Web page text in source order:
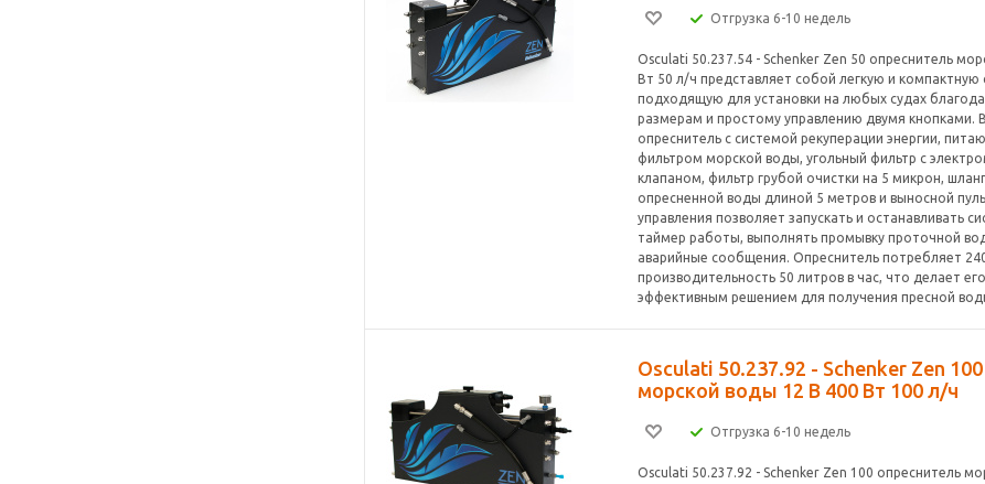
Отгрузка 6-10 недель
Osculati 50.237.54 - Schenker Zen 50 опреснитель
Вт 50 л/ч представляет собой легкую и компактную
подходящую для установки на любых судах
размерам и простому управлению двумя кнопками.
опреснитель с системой рекуперации энергии,
фильтром морской воды, угольный фильтр с
клапаном, фильтр грубой очистки на 5 микрон,
опресненной воды длиной 5 метров и выносной
управления позволяет запускать и останавливать
таймер работы, выполнять промывку проточной
аварийные сообщения. Опреснитель потребляет
производительность 50 литров в час, что делает
эффективным решением для получения пресной
Osculati 50.237.92 - Schenker Zen
морской воды 12 В 400 Вт 100 л/ч
Отгрузка 6-10 недель
Osculati 50.237.92 - Schenker Zen 100 опреснитель